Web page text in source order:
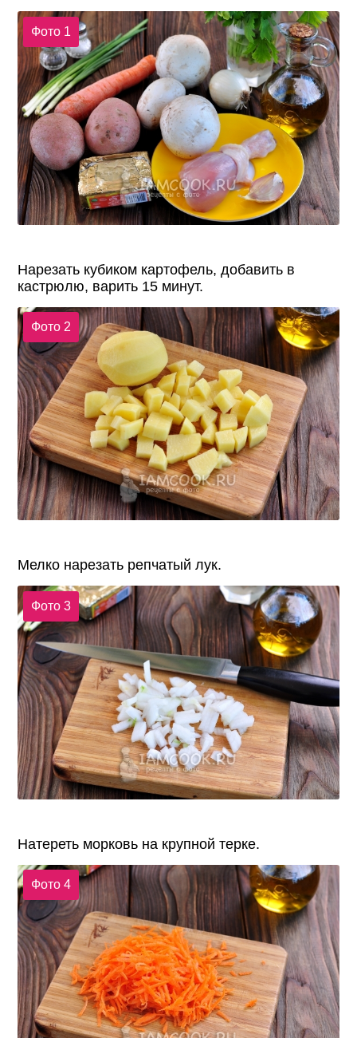
Фото 1
Нарезать кубиком картофель, добавить в
кастрюлю, варить 15 минут.
Фото 2
Мелко нарезать репчатый лук.
Фото 3
Натереть морковь на крупной терке.
Фото 4